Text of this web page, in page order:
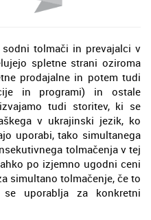
tolmači in prevajalci v
spletne strani oziroma
prodajalne in potem tudi
in programi) in ostale
tudi storitev, ki se
v ukrajinski jezik, ko
uporabi, tako simultanega
tolmačenja v tej
po izjemno ugodni ceni
simultano tolmačenje, če to
uporablja za konkretni